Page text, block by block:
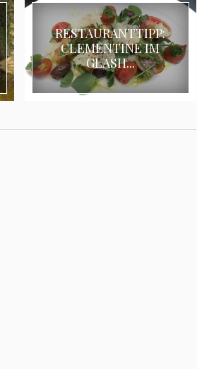
RESTAURANTTIPP:
CLEMENTINE IM
GLASH...